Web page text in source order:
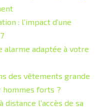
: l’impact d’une
alarme adaptée à votre
des vêtements grande
hommes forts ?
l’accès de sa